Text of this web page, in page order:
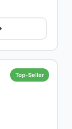
Top-Seller